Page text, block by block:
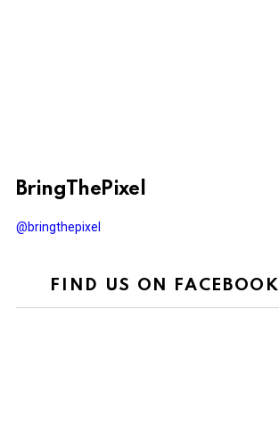
BringThePixel
@bringthepixel
FIND US ON FACEBOOK